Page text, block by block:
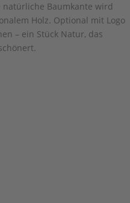
Baumkante wird
Holz. Optional mit Logo
– ein Stück Natur, das